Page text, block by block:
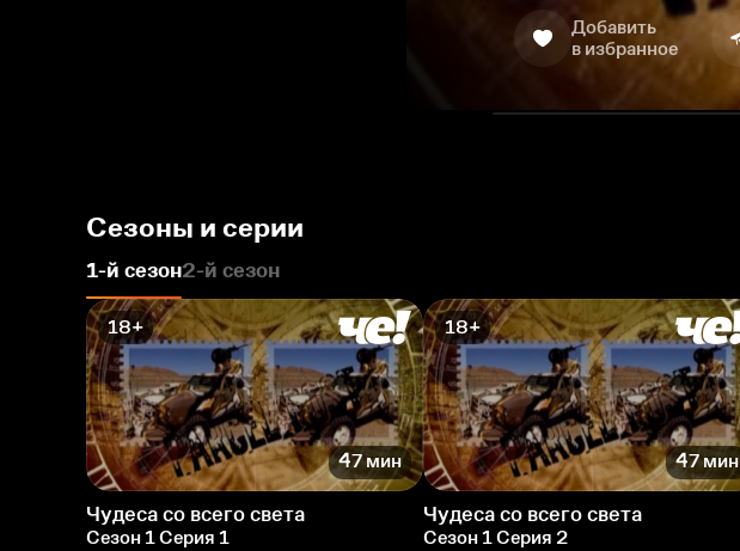
Добавить
в избранное
Сезоны и серии
1-й сезон2-й сезон
18+
47 мин
Чудеса со всего света
Сезон 1 Серия 1
18+
47 мин
Чудеса со всего света
Сезон 1 Серия 2